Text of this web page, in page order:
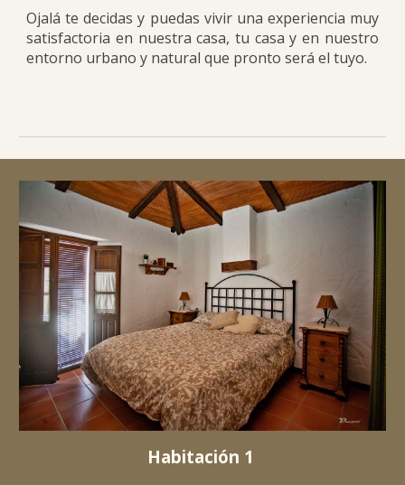
Ojalá te decidas y puedas vivir una experiencia muy
satisfactoria en nuestra casa, tu casa y en nuestro
entorno urbano y natural que pronto será el tuyo.
Habitación 1